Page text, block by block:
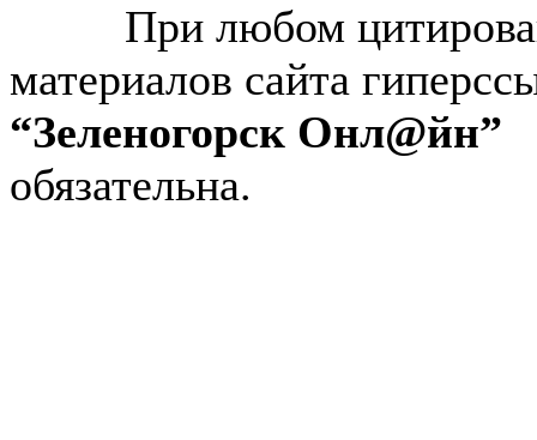
При любом
материалов сайта
“Зеленогорск Онл@йн”
обязательна.